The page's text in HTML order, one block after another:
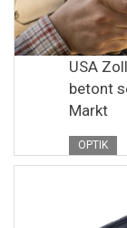
USA
betont
Markt
OPTIK